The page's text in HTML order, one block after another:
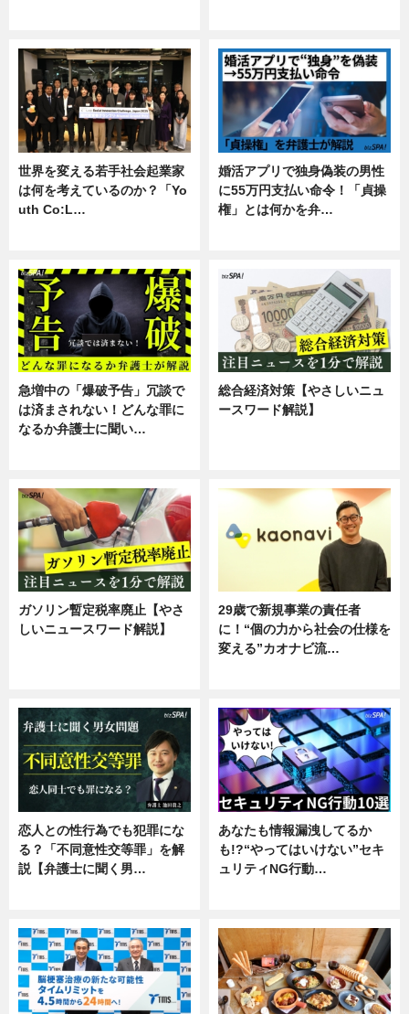
世界を変える若手社会起業家
は何を考えているのか？「Yo
uth Co:L…
婚活アプリで独身偽装の男性
に55万円支払い命令！「貞操
権」とは何かを弁…
急増中の「爆破予告」冗談で
は済まされない！どんな罪に
なるか弁護士に聞い…
総合経済対策【やさしいニュ
ースワード解説】
ガソリン暫定税率廃止【やさ
しいニュースワード解説】
29歳で新規事業の責任者
に！“個の力から社会の仕様を
変える”カオナビ流…
恋人との性行為でも犯罪にな
る？「不同意性交等罪」を解
説【弁護士に聞く男…
あなたも情報漏洩してるか
も!?“やってはいけない”セキ
ュリティNG行動…